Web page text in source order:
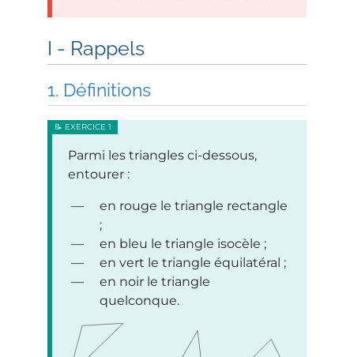
Rappels
Définitions
Parmi les triangles ci-dessous,
entourer :
en rouge le triangle rectangle
;
en bleu le triangle isocèle ;
en vert le triangle équilatéral ;
en noir le triangle
quelconque.